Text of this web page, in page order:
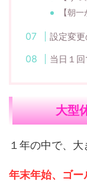
【朝
設定変
当日１
大型
１年の中で、大
年末年始、ゴ